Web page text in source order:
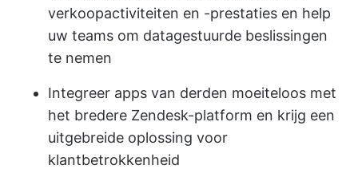
verkoopactiviteiten en -prestaties en help
uw teams om datagestuurde beslissingen
te nemen
Integreer apps van derden moeiteloos met
het bredere Zendesk-platform en krijg een
uitgebreide oplossing voor
klantbetrokkenheid